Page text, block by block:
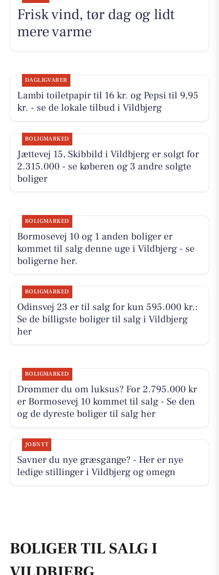
Frisk vind, tør dag og lidt
mere varme
DAGLIGVARER
Lambi toiletpapir til 16 kr. og Pepsi til 9,95
kr. - se de lokale tilbud i Vildbjerg
BOLIGMARKED
Jættevej 15, Skibbild i Vildbjerg er solgt for
2.315.000 - se køberen og 3 andre solgte
boliger
BOLIGMARKED
Bormosevej 10 og 1 anden boliger er
kommet til salg denne uge i Vildbjerg - se
boligerne her.
BOLIGMARKED
Odinsvej 23 er til salg for kun 595.000 kr.:
Se de billigste boliger til salg i Vildbjerg
her
BOLIGMARKED
Drømmer du om luksus? For 2.795.000 kr
er Bormosevej 10 kommet til salg - Se den
og de dyreste boliger til salg her
JOBNYT
Savner du nye græsgange? - Her er nye
ledige stillinger i Vildbjerg og omegn
BOLIGER TIL SALG I